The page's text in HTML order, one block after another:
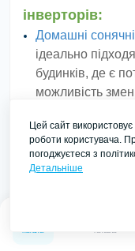
Каталог Головна
інверторів:
Домашні
ідеально
будинків, де є
можливість
підприємствах
енергетичні
живлення.
ділянок і
Цей сайт
роботи користувача.
погоджуєтеся з
Детальніше